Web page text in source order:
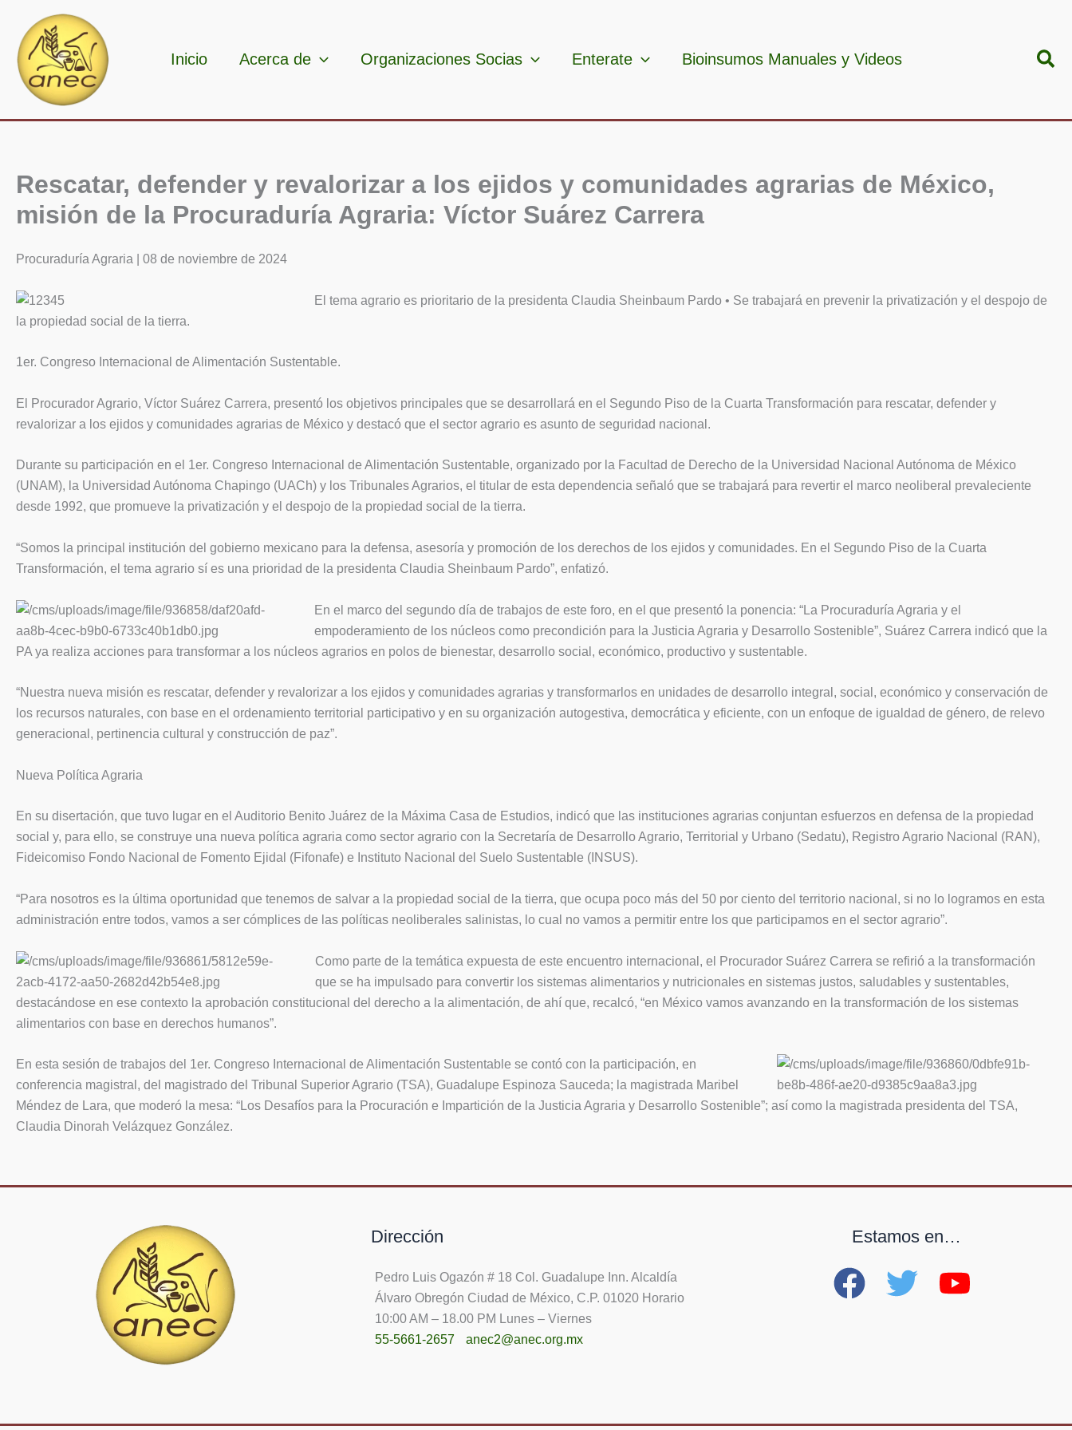
contenido
Inicio Acerca de Organizaciones Socias Enterate Bioinsumos Manuales y Videos
Rescatar, defender y revalorizar a los ejidos y comunidades agrarias de México,
misión de la Procuraduría Agraria: Víctor Suárez Carrera
Procuraduría Agraria | 08 de noviembre de 2024
El tema agrario es prioritario de la presidenta Claudia Sheinbaum Pardo • Se trabajará en prevenir la privatización y el despojo de
la propiedad social de la tierra.
1er. Congreso Internacional de Alimentación Sustentable.
El Procurador Agrario, Víctor Suárez Carrera, presentó los objetivos principales que se desarrollará en el Segundo Piso de la Cuarta Transformación para rescatar, defender y
revalorizar a los ejidos y comunidades agrarias de México y destacó que el sector agrario es asunto de seguridad nacional.
Durante su participación en el 1er. Congreso Internacional de Alimentación Sustentable, organizado por la Facultad de Derecho de la Universidad Nacional Autónoma de México
(UNAM), la Universidad Autónoma Chapingo (UACh) y los Tribunales Agrarios, el titular de esta dependencia señaló que se trabajará para revertir el marco neoliberal prevaleciente
desde 1992, que promueve la privatización y el despojo de la propiedad social de la tierra.
“Somos la principal institución del gobierno mexicano para la defensa, asesoría y promoción de los derechos de los ejidos y comunidades. En el Segundo Piso de la Cuarta
Transformación, el tema agrario sí es una prioridad de la presidenta Claudia Sheinbaum Pardo”, enfatizó.
En el marco del segundo día de trabajos de este foro, en el que presentó la ponencia: “La Procuraduría Agraria y el
empoderamiento de los núcleos como precondición para la Justicia Agraria y Desarrollo Sostenible”, Suárez Carrera indicó que la
PA ya realiza acciones para transformar a los núcleos agrarios en polos de bienestar, desarrollo social, económico, productivo y sustentable.
“Nuestra nueva misión es rescatar, defender y revalorizar a los ejidos y comunidades agrarias y transformarlos en unidades de desarrollo integral, social, económico y conservación de
los recursos naturales, con base en el ordenamiento territorial participativo y en su organización autogestiva, democrática y eficiente, con un enfoque de igualdad de género, de relevo
generacional, pertinencia cultural y construcción de paz”.
Nueva Política Agraria
En su disertación, que tuvo lugar en el Auditorio Benito Juárez de la Máxima Casa de Estudios, indicó que las instituciones agrarias conjuntan esfuerzos en defensa de la propiedad
social y, para ello, se construye una nueva política agraria como sector agrario con la Secretaría de Desarrollo Agrario, Territorial y Urbano (Sedatu), Registro Agrario Nacional (RAN),
Fideicomiso Fondo Nacional de Fomento Ejidal (Fifonafe) e Instituto Nacional del Suelo Sustentable (INSUS).
“Para nosotros es la última oportunidad que tenemos de salvar a la propiedad social de la tierra, que ocupa poco más del 50 por ciento del territorio nacional, si no lo logramos en esta
administración entre todos, vamos a ser cómplices de las políticas neoliberales salinistas, lo cual no vamos a permitir entre los que participamos en el sector agrario”.
Como parte de la temática expuesta de este encuentro internacional, el Procurador Suárez Carrera se refirió a la transformación
que se ha impulsado para convertir los sistemas alimentarios y nutricionales en sistemas justos, saludables y sustentables,
destacándose en ese contexto la aprobación constitucional del derecho a la alimentación, de ahí que, recalcó, “en México vamos avanzando en la transformación de los sistemas
alimentarios con base en derechos humanos”.
En esta sesión de trabajos del 1er. Congreso Internacional de Alimentación Sustentable se contó con la participación, en
conferencia magistral, del magistrado del Tribunal Superior Agrario (TSA), Guadalupe Espinoza Sauceda; la magistrada Maribel
Méndez de Lara, que moderó la mesa: “Los Desafíos para la Procuración e Impartición de la Justicia Agraria y Desarrollo Sostenible”; así como la magistrada presidenta del TSA,
Claudia Dinorah Velázquez González.
Dirección
Pedro Luis Ogazón # 18 Col. Guadalupe Inn. Alcaldía
Álvaro Obregón Ciudad de México, C.P. 01020 Horario
10:00 AM – 18.00 PM Lunes – Viernes
55-5661-2657
anec2@anec.org.mx
Estamos en…